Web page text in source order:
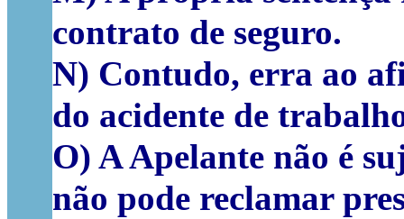
contrato de seguro.
N) Contudo, erra ao
do acidente de
O) A Apelante não é
não pode reclamar